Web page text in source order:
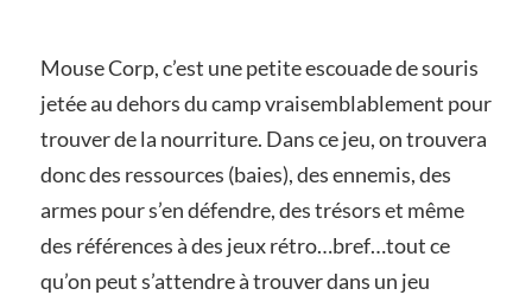
Mouse Corp, c’est une petite escouade de souris
jetée au dehors du camp vraisemblablement pour
trouver de la nourriture. Dans ce jeu, on trouvera
donc des ressources (baies), des ennemis, des
armes pour s’en défendre, des trésorset même
des références à des jeux rétro…bref…tout ce
qu’on peut s’attendre à trouver dans un jeu